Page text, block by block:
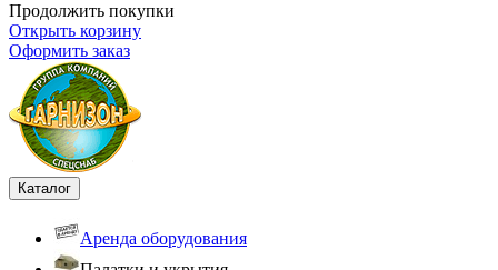
Продолжить покупки
Открыть корзину
Оформить заказ
Каталог
Аренда оборудования